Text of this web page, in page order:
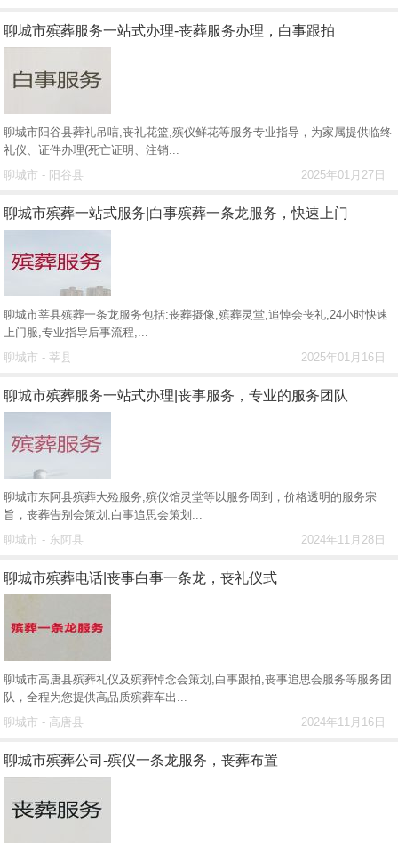
聊城市殡葬服务一站式办理-丧葬服务办理，白事跟拍
聊城市阳谷县葬礼吊唁,丧礼花篮,殡仪鲜花等服务专业指导，为家属提供临终
礼仪、证件办理(死亡证明、注销...
2025年01月27日
聊城市 - 阳谷县
聊城市殡葬一站式服务|白事殡葬一条龙服务，快速上门
聊城市莘县殡葬一条龙服务包括:丧葬摄像,殡葬灵堂,追悼会丧礼,24小时快速
上门服,专业指导后事流程,...
2025年01月16日
聊城市 - 莘县
聊城市殡葬服务一站式办理|丧事服务，专业的服务团队
聊城市东阿县殡葬大殓服务,殡仪馆灵堂等以服务周到，价格透明的服务宗
旨，丧葬告别会策划,白事追思会策划...
2024年11月28日
聊城市 - 东阿县
聊城市殡葬电话|丧事白事一条龙，丧礼仪式
聊城市高唐县殡葬礼仪及殡葬悼念会策划,白事跟拍,丧事追思会服务等服务团
队，全程为您提供高品质殡葬车出...
2024年11月16日
聊城市 - 高唐县
聊城市殡葬公司-殡仪一条龙服务，丧葬布置